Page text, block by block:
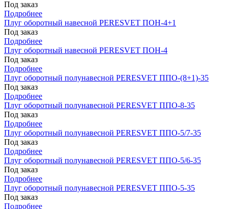
Под заказ
Подробнее
Плуг оборотный навесной PERESVET ПОН-4+1
Под заказ
Подробнее
Плуг оборотный навесной PERESVET ПОН-4
Под заказ
Подробнее
Плуг оборотный полунавесной PERESVET ППО-(8+1)-35
Под заказ
Подробнее
Плуг оборотный полунавесной PERESVET ППО-8-35
Под заказ
Подробнее
Плуг оборотный полунавесной PERESVET ППО-5/7-35
Под заказ
Подробнее
Плуг оборотный полунавесной PERESVET ППО-5/6-35
Под заказ
Подробнее
Плуг оборотный полунавесной PERESVET ППО-5-35
Под заказ
Подробнее